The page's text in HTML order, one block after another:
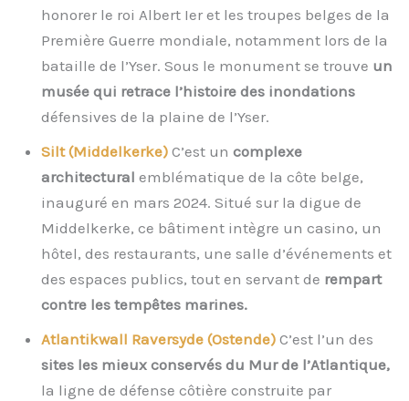
honorer le roi Albert Ier et les troupes belges de la
Première Guerre mondiale, notamment lors de la
bataille de l’Yser. Sous le monument se trouve un
musée qui retrace l’histoire des inondations
défensives de la plaine de l’Yser.
Silt (Middelkerke) C’est un complexe
architectural emblématique de la côte belge,
inauguré en mars 2024. Situé sur la digue de
Middelkerke, ce bâtiment intègre un casino, un
hôtel, des restaurants, une salle d’événements et
des espaces publics, tout en servant de rempart
contre les tempêtes marines.
Atlantikwall Raversyde (Ostende) C’est l’un des
sites les mieux conservés du Mur de l’Atlantique,
la ligne de défense côtière construite par